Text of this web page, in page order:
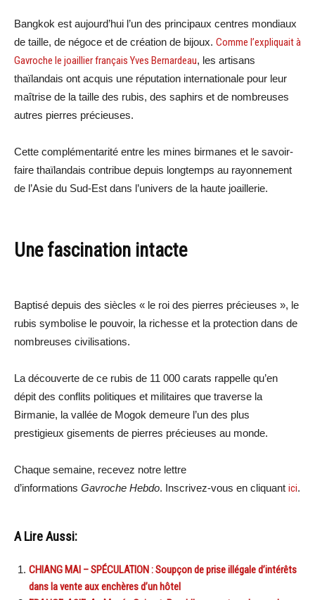
Bangkok est aujourd’hui l’un des principaux centres mondiaux
de taille, de négoce et de création de bijoux. Comme l’expliquait à
Gavroche le joaillier français Yves Bernardeau, les artisans
thaïlandais ont acquis une réputation internationale pour leur
maîtrise de la taille des rubis, des saphirs et de nombreuses
autres pierres précieuses.
Cette complémentarité entre les mines birmanes et le savoir-
faire thaïlandais contribue depuis longtemps au rayonnement
de l’Asie du Sud-Est dans l’univers de la haute joaillerie.
Une fascination intacte
Baptisé depuis des siècles « le roi des pierres précieuses », le
rubis symbolise le pouvoir, la richesse et la protection dans de
nombreuses civilisations.
La découverte de ce rubis de 11 000 carats rappelle qu’en
dépit des conflits politiques et militaires que traverse la
Birmanie, la vallée de Mogok demeure l’un des plus
prestigieux gisements de pierres précieuses au monde.
Chaque semaine, recevez notre lettre
d’informations Gavroche Hebdo. Inscrivez-vous en cliquant ici.
A Lire Aussi:
CHIANG MAI – SPÉCULATION : Soupçon de prise illégale d’intérêts
dans la vente aux enchères d’un hôtel